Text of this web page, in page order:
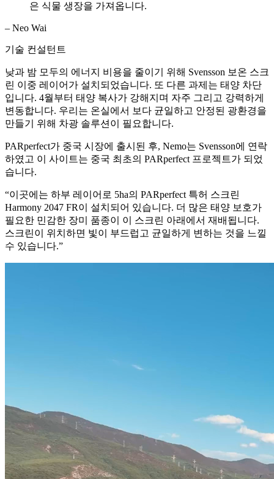
은 식물 생장을 가져옵니다.
– Neo Wai
기술 컨설턴트
낮과 밤 모두의 에너지 비용을 줄이기 위해 Svensson 보온 스크
린 이중 레이어가 설치되었습니다. 또 다른 과제는 태양 차단
입니다. 4월부터 태양 복사가 강해지며 자주 그리고 강력하게
변동합니다. 우리는 온실에서 보다 균일하고 안정된 광환경을
만들기 위해 차광 솔루션이 필요합니다.
PARperfect가 중국 시장에 출시된 후, Nemo는 Svensson에 연락
하였고 이 사이트는 중국 최초의 PARperfect 프로젝트가 되었
습니다.
“이곳에는 하부 레이어로 5ha의 PARperfect 특허 스크린
Harmony 2047 FR이 설치되어 있습니다. 더 많은 태양 보호가
필요한 민감한 장미 품종이 이 스크린 아래에서 재배됩니다.
스크린이 위치하면 빛이 부드럽고 균일하게 변하는 것을 느낄
수 있습니다.”